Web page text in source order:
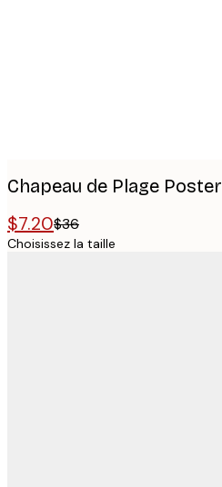
Chapeau de Plage Poster
$7.20$36
Choisissez la taille